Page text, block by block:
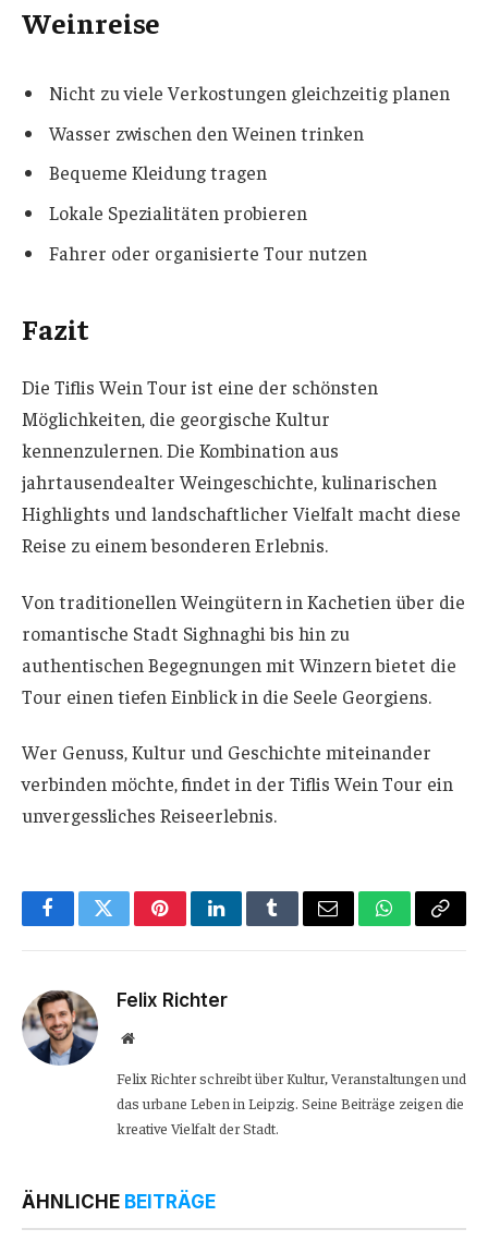
Weinreise
Nicht zu viele Verkostungen gleichzeitig planen
Wasser zwischen den Weinen trinken
Bequeme Kleidung tragen
Lokale Spezialitäten probieren
Fahrer oder organisierte Tour nutzen
Fazit
Die Tiflis Wein Tour ist eine der schönsten
Möglichkeiten, die georgische Kultur
kennenzulernen. Die Kombination aus
jahrtausendealter Weingeschichte, kulinarischen
Highlights und landschaftlicher Vielfalt macht diese
Reise zu einem besonderen Erlebnis.
Von traditionellen Weingütern in Kachetien über die
romantische Stadt Sighnaghi bis hin zu
authentischen Begegnungen mit Winzern bietet die
Tour einen tiefen Einblick in die Seele Georgiens.
Wer Genuss, Kultur und Geschichte miteinander
verbinden möchte, findet in der Tiflis Wein Tour ein
unvergessliches Reiseerlebnis.
FacebookTwitterPinterestLinkedInTumblrEmail WhatsApp
Copy
Felix Richter
Website
Felix Richter schreibt über Kultur, Veranstaltungen und
das urbane Leben in Leipzig. Seine Beiträge zeigen die
kreative Vielfalt der Stadt.
ÄHNLICHE BEITRÄGE